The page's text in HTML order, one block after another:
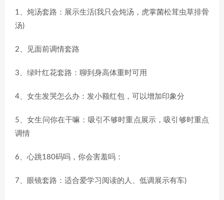
1、炖汤套路：展示生活(我只会炖汤，虎掌菌松茸虫草排骨
汤)
2、见面前调情套路
3、绿叶红花套路：聊到身高体重时可用
4、女生发哭怎么办：发小额红包，可以增加印象分
5、女生问你在干嘛：吸引不够时重点展示，吸引够时重点
调情
6、心跳180码吗，你会害羞吗：
7、眼镜套路：适合爱学习阅读的人、低调展示有车)